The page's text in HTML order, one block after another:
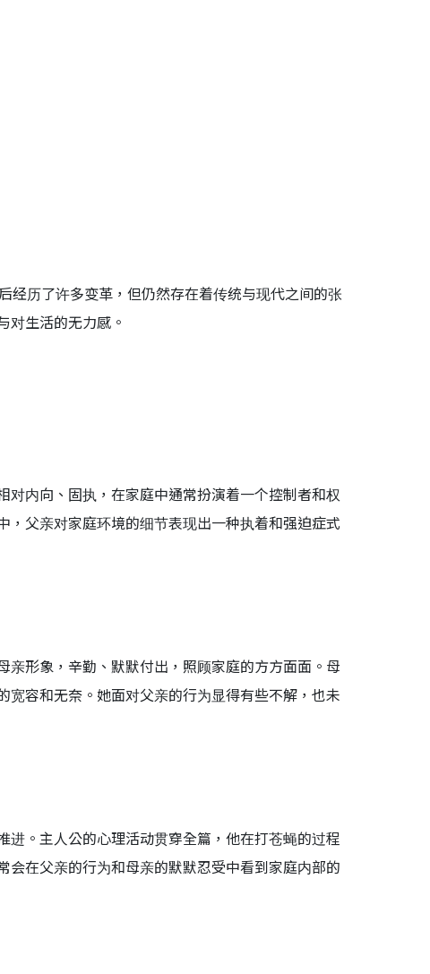
经历了许多变革，但仍然存在着传统与现代之间的张
对生活的无力感。
内向、固执，在家庭中通常扮演着一个控制者和权
父亲对家庭环境的细节表现出一种执着和强迫症式
形象，辛勤、默默付出，照顾家庭的方方面面。母
容和无奈。她面对父亲的行为显得有些不解，也未
。主人公的心理活动贯穿全篇，他在打苍蝇的过程
在父亲的行为和母亲的默默忍受中看到家庭内部的